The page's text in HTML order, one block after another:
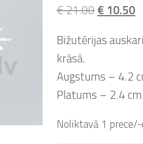
€21.00Original
was:
€ 10.50
is:
Bižutērijas
krāsā.
Augstums – 4.2
Platums – 2.4 cm.
Noliktavā 1